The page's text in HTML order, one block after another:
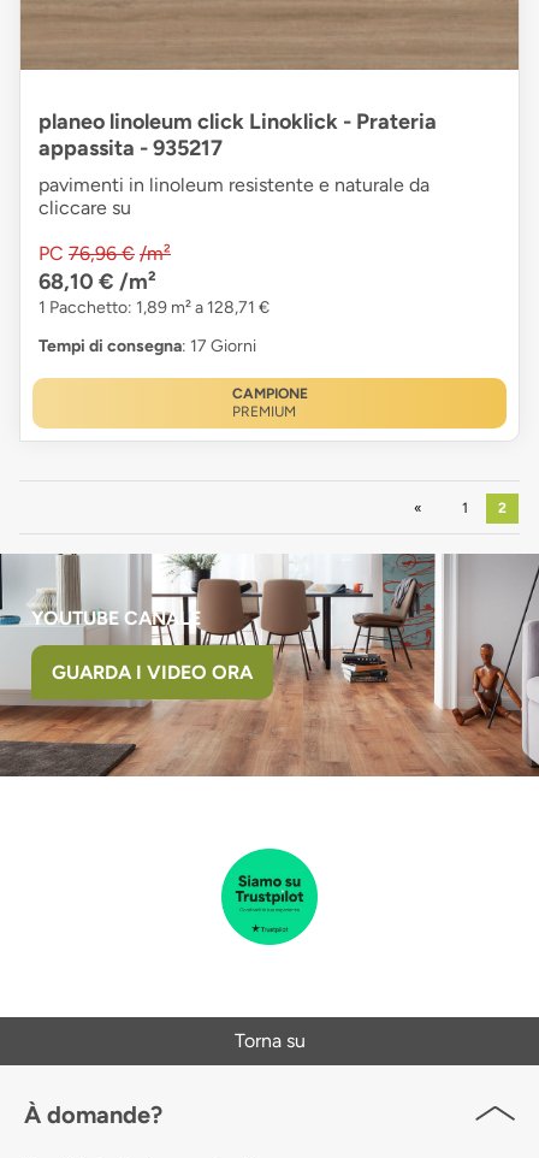
planeo linoleum click Linoklick - Prateria
appassita - 935217
pavimenti in linoleum resistente e naturale da
cliccare su
PC 76,96 € /m²
68,10 € /m²
1 Pacchetto: 1,89 m² a 128,71 €
Tempi di consegna: 17 Giorni
CAMPIONE
PREMIUM
Precedente
1 2
YOUTUBE CANALE
GUARDA I VIDEO ORA
Torna su
À domande?